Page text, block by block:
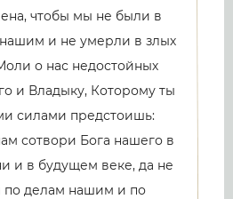
чтобы мы не были в
и не умерли в злых
о нас недостойных
и Владыку, Которому ты
силами предстоишь:
сотвори Бога нашего в
и в будущем веке, да не
по делам нашим и по